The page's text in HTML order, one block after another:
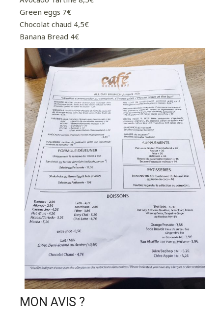
Green eggs 7€
Chocolat chaud 4,5€
Banana Bread 4€
MON AVIS ?
Pour davantage de bonnes adresses, de
voyages au coin de la rue et au bout du monde,
suivez-moi sur Instagram